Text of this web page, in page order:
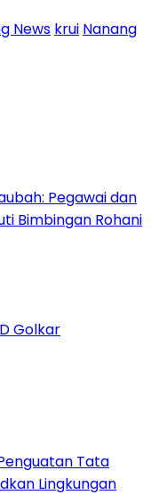
News krui Nanang
Pegawai dan
Bimbingan Rohani
Golkar
Tata
Lingkungan